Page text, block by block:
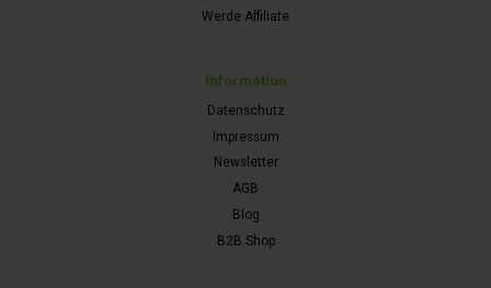
Werde Affiliate
Information
Datenschutz
Impressum
Newsletter
AGB
Blog
B2B Shop